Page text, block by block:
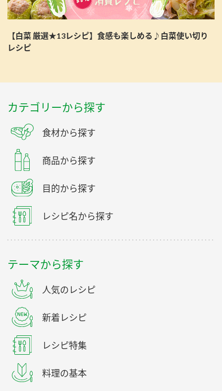
【白菜 厳選★13レシピ】食感も楽しめる♪白菜使い切り
レシピ
カテゴリーから探す
食材から探す
商品から探す
目的から探す
レシピ名から探す
テーマから探す
人気のレシピ
新着レシピ
レシピ特集
料理の基本